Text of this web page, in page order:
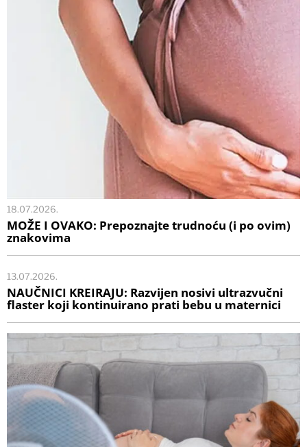
18.07.2026.
MOŽE I OVAKO: Prepoznajte trudnoću (i po ovim)
znakovima
13.07.2026.
NAUČNICI KREIRAJU: Razvijen nosivi ultrazvučni
flaster koji kontinuirano prati bebu u maternici